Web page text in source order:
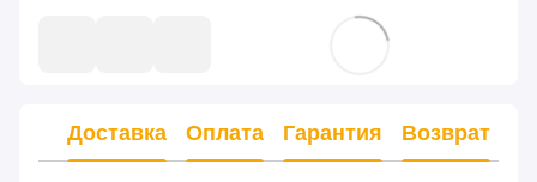
Доставка Оплата Гарантия Возврат